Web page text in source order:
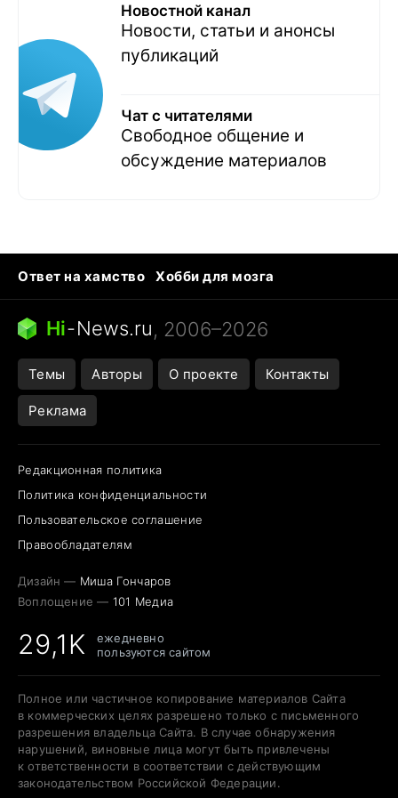
Новостной канал
Новости, статьи и анонсы
публикаций
Чат с читателями
Свободное общение и
обсуждение материалов
Ответ на хамство
Хобби для мозга
Бензин 100 и 95
Тунцы в океанариуме
Следующая пандемия
Hi-News.ru, 2006–2026
Темы Авторы О проекте Контакты
Реклама
Редакционная политика
Политика конфиденциальности
Пользовательское соглашение
Правообладателям
Дизайн — Миша Гончаров
Воплощение — 101 Медиа
29,1K
ежедневно
пользуются сайтом
Полное или частичное копирование материалов Сайта
в коммерческих целях разрешено только с письменного
разрешения владельца Сайта. В случае обнаружения
нарушений, виновные лица могут быть привлечены
к ответственности в соответствии с действующим
законодательством Российской Федерации.